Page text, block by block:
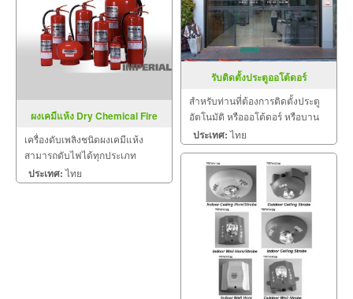
ผงเคมีแห้ง Dry Chemical Fire
เครื่องดับเพลิงชนิดผงเคมีแห้ง
สามารถดับไฟได้ทุกประเภท
รับรองคุณภาพโดย มอก.332-2537
กระทรวงอุตสาหกรรม
ประเทศ:ไทย
รับติดตั้งประตูออโต้ดอร์
สำหรับท่านที่ต้องการติดตั้งประตู
อัตโนมัติ หรือออโต้ดอร์ หรือบาน
ประตูไฟฟ้า บานเลื่อนไฟฟ้า บาน
ประตูออโต้ บานสวิงออโต้ บาน
ประตูออโตเมติค บริษัท เอช เค ดี
จำกัด ยินดีให้บริการ
ประเทศ:ไทย